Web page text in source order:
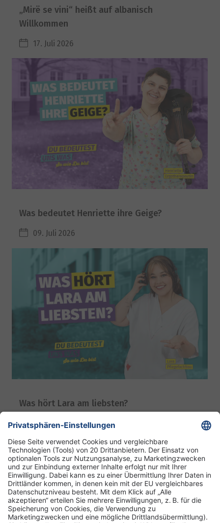
„Mirë se vini“ heißt auf albanisch
Willkommen
17. Juli 2026
Was bedeutet Henriette ihre Geige?
09. Juli 2026
Was hört Lara am liebsten?
09. Juli 2026
DRK Kliniken Berlin